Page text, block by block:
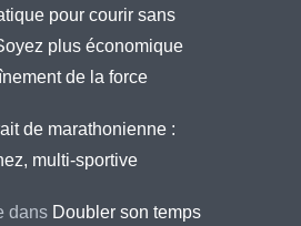
pour courir sans
plus économique
de la force
de marathonienne :
multi-sportive
dans Doubler son temps